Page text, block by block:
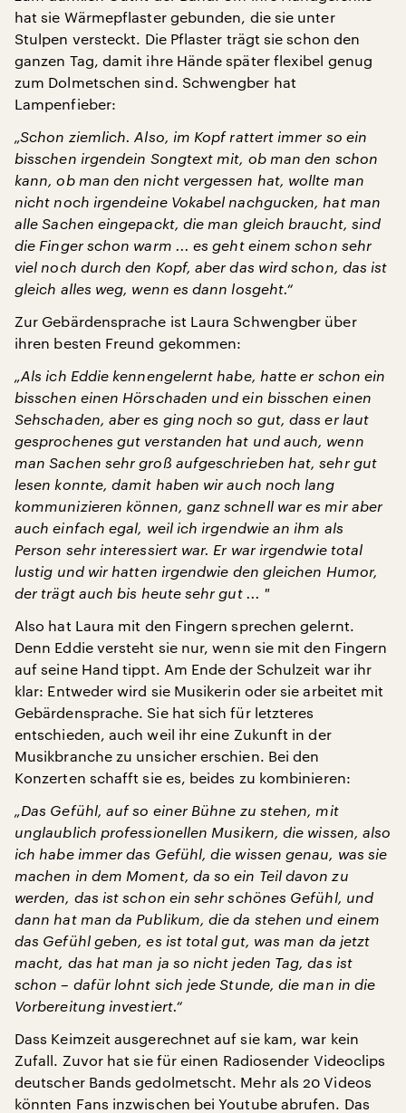
hat sie Wärmepflaster gebunden, die sie unter
Stulpen versteckt. Die Pflaster trägt sie schon den
ganzen Tag, damit ihre Hände später flexibel genug
zum Dolmetschen sind. Schwengber hat
Lampenfieber:
„Schon ziemlich. Also, im Kopf rattert immer so ein
bisschen irgendein Songtext mit, ob man den schon
kann, ob man den nicht vergessen hat, wollte man
nicht noch irgendeine Vokabel nachgucken, hat man
alle Sachen eingepackt, die man gleich braucht, sind
die Finger schon warm ... es geht einem schon sehr
viel noch durch den Kopf, aber das wird schon, das ist
gleich alles weg, wenn es dann losgeht.“
Zur Gebärdensprache ist Laura Schwengber über
ihren besten Freund gekommen:
„Als ich Eddie kennengelernt habe, hatte er schon ein
bisschen einen Hörschaden und ein bisschen einen
Sehschaden, aber es ging noch so gut, dass er laut
gesprochenes gut verstanden hat und auch, wenn
man Sachen sehr groß aufgeschrieben hat, sehr gut
lesen konnte, damit haben wir auch noch lang
kommunizieren können, ganz schnell war es mir aber
auch einfach egal, weil ich irgendwie an ihm als
Person sehr interessiert war. Er war irgendwie total
lustig und wir hatten irgendwie den gleichen Humor,
der trägt auch bis heute sehr gut ... "
Also hat Laura mit den Fingern sprechen gelernt.
Denn Eddie versteht sie nur, wenn sie mit den Fingern
auf seine Hand tippt. Am Ende der Schulzeit war ihr
klar: Entweder wird sie Musikerin oder sie arbeitet mit
Gebärdensprache. Sie hat sich für letzteres
entschieden, auch weil ihr eine Zukunft in der
Musikbranche zu unsicher erschien. Bei den
Konzerten schafft sie es, beides zu kombinieren:
„Das Gefühl, auf so einer Bühne zu stehen, mit
unglaublich professionellen Musikern, die wissen, also
ich habe immer das Gefühl, die wissen genau, was sie
machen in dem Moment, da so ein Teil davon zu
werden, das ist schon ein sehr schönes Gefühl, und
dann hat man da Publikum, die da stehen und einem
das Gefühl geben, es ist total gut, was man da jetzt
macht, das hat man ja so nicht jeden Tag, das ist
schon – dafür lohnt sich jede Stunde, die man in die
Vorbereitung investiert.“
Dass Keimzeit ausgerechnet auf sie kam, war kein
Zufall. Zuvor hat sie für einen Radiosender Videoclips
deutscher Bands gedolmetscht. Mehr als 20 Videos
könnten Fans inzwischen bei Youtube abrufen. Das